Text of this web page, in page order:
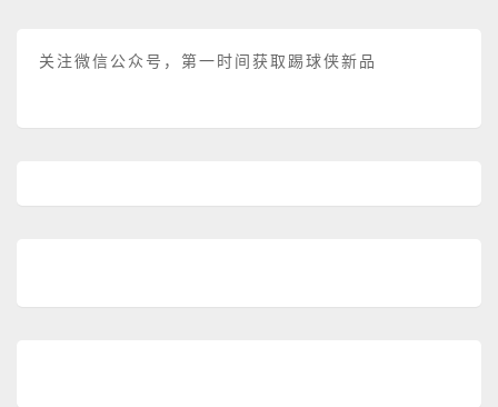
关注微信公众号，第一时间获取踢球侠新品